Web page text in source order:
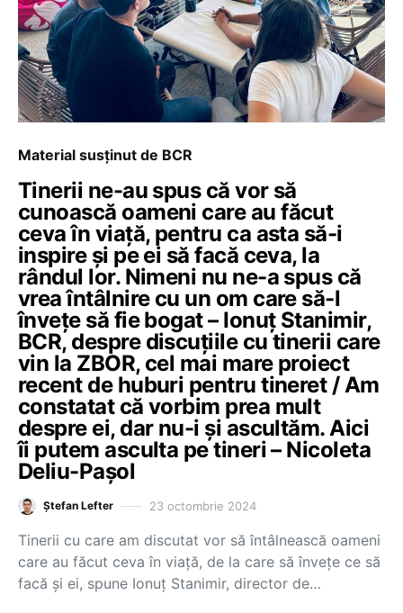
Material susținut de BCR
Tinerii ne-au spus că vor să
cunoască oameni care au făcut
ceva în viață, pentru ca asta să-i
inspire și pe ei să facă ceva, la
rândul lor. Nimeni nu ne-a spus că
vrea întâlnire cu un om care să-l
învețe să fie bogat – Ionuț Stanimir,
BCR, despre discuțiile cu tinerii care
vin la ZBOR, cel mai mare proiect
recent de huburi pentru tineret / Am
constatat că vorbim prea mult
despre ei, dar nu-i și ascultăm. Aici
îi putem asculta pe tineri – Nicoleta
Deliu-Pașol
Ștefan Lefter 23 octombrie 2024
Tinerii cu care am discutat vor să întâlnească oameni
care au făcut ceva în viață, de la care să învețe ce să
facă și ei, spune Ionuț Stanimir, director de…